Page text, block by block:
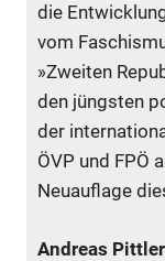
die
vom
»Zweiten
den jüngsten
der
ÖVP und FPÖ
Neuauflage
Andreas Pittler